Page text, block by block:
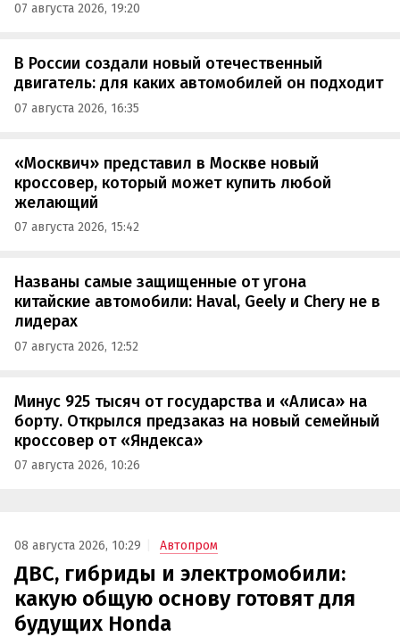
07 августа 2026, 19:20
В России создали новый отечественный
двигатель: для каких автомобилей он подходит
07 августа 2026, 16:35
«Москвич» представил в Москве новый
кроссовер, который может купить любой
желающий
07 августа 2026, 15:42
Названы самые защищенные от угона
китайские автомобили: Haval, Geely и Chery не в
лидерах
07 августа 2026, 12:52
Минус 925 тысяч от государства и «Алиса» на
борту. Открылся предзаказ на новый семейный
кроссовер от «Яндекса»
07 августа 2026, 10:26
08 августа 2026, 10:29 Автопром
ДВС, гибриды и электромобили:
какую общую основу готовят для
будущих Honda